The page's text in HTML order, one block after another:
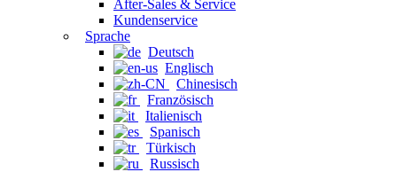
After-Sales & Service
Kundenservice
Sprache
Deutsch
Englisch
Chinesisch
Französisch
Italienisch
Spanisch
Türkisch
Russisch